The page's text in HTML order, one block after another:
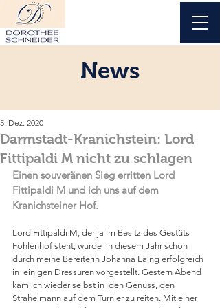
News
Darmstadt-Kranichstein: Lord
Fittipaldi M nicht zu schlagen
5. Dez. 2020
Einen souveränen Sieg erritten Lord
Fittipaldi M und ich uns auf dem
Kranichsteiner Hof.
Lord Fittipaldi M, der ja im Besitz des Gestüts
Fohlenhof steht, wurde  in diesem Jahr schon
durch meine Bereiterin Johanna Laing erfolgreich
in  einigen Dressuren vorgestellt. Gestern Abend
kam ich wieder selbst in  den Genuss, den
Strahelmann auf dem Turnier zu reiten. Mit einer